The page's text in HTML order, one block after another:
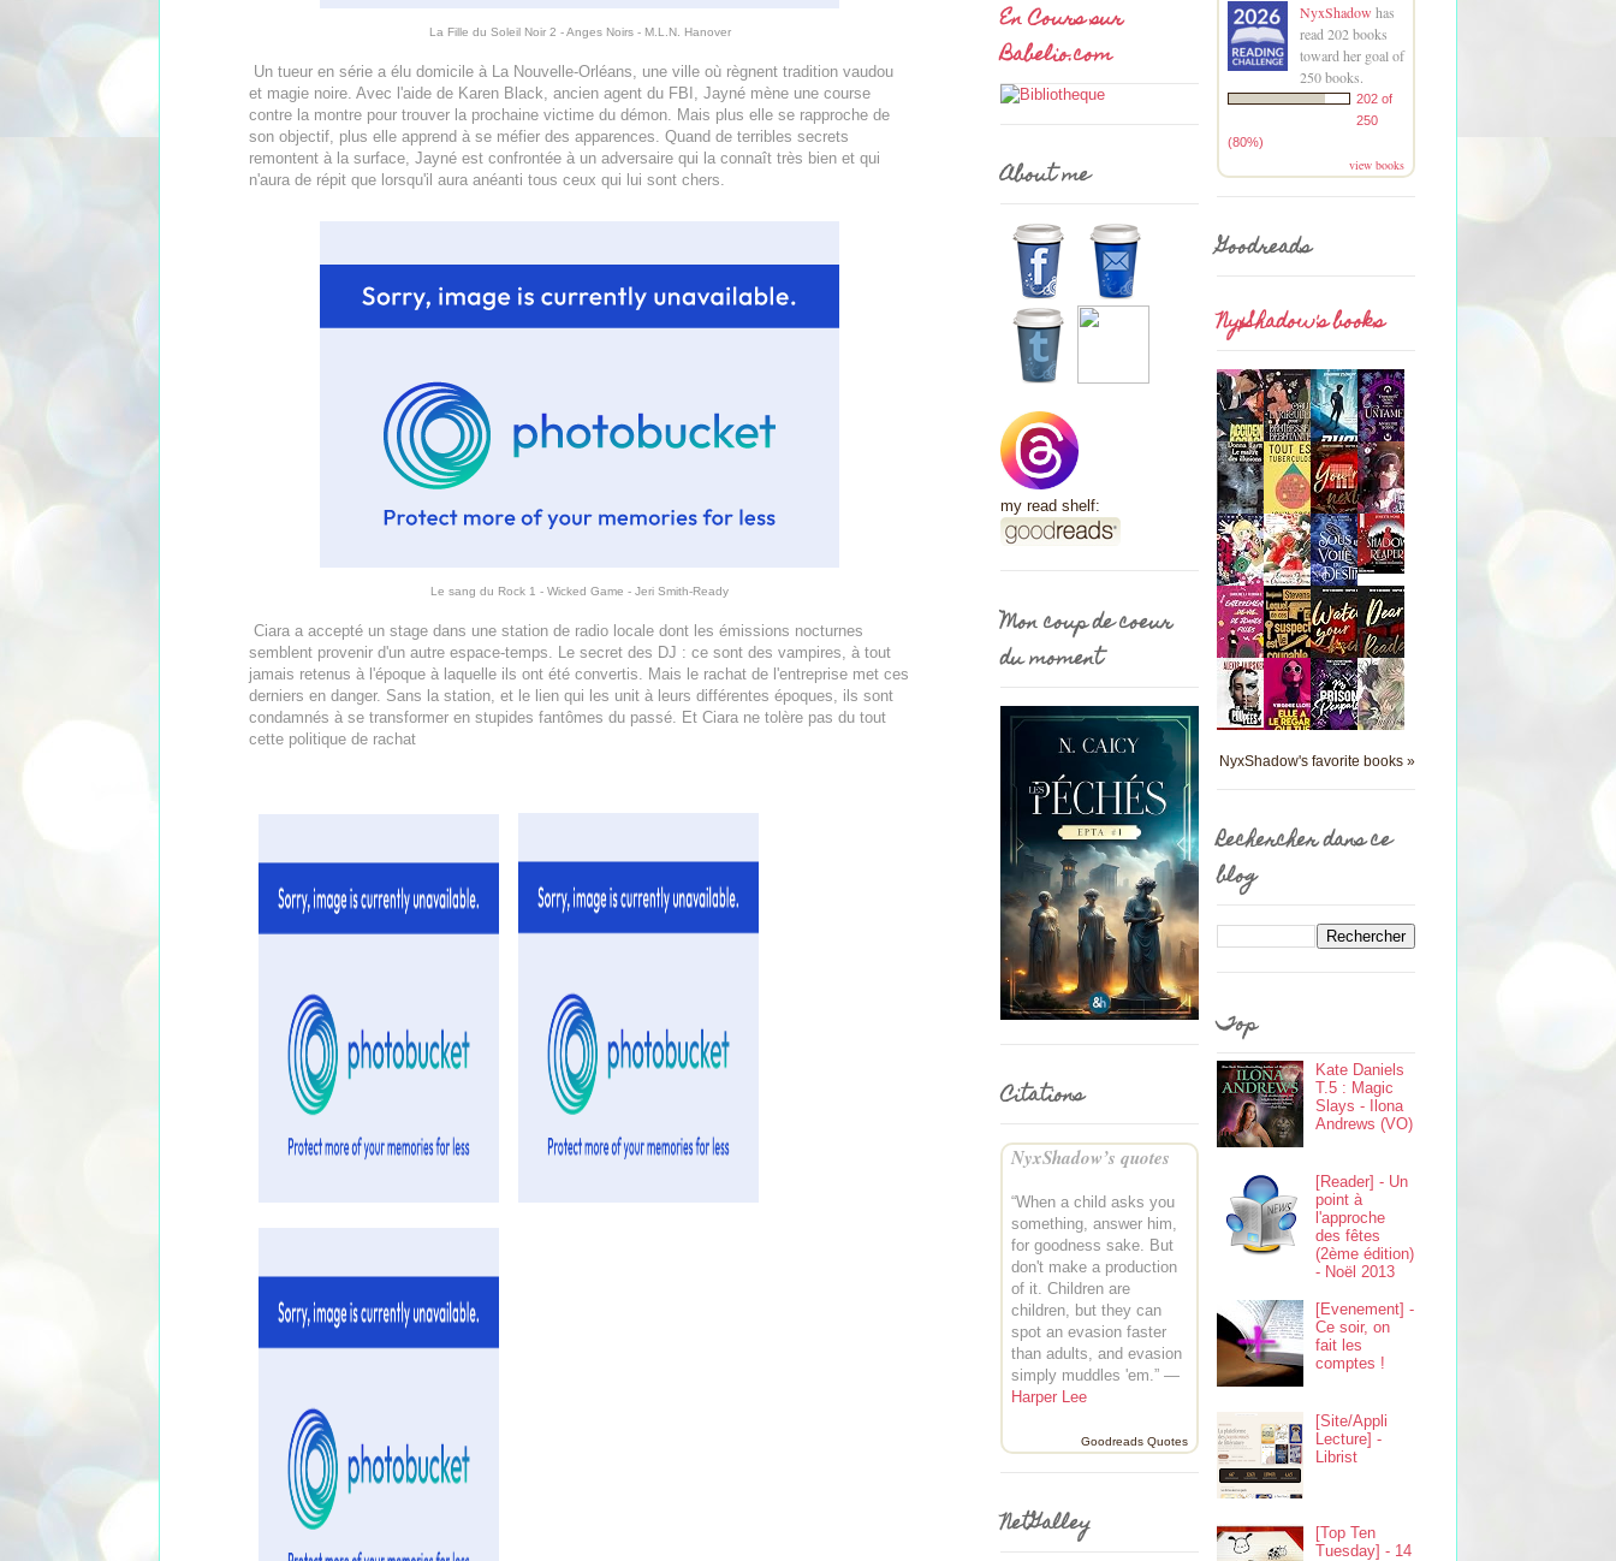
La Fille du Soleil Noir 2 - Anges Noirs - M.L.N. Hanover
Un tueur en série a élu domicile à La Nouvelle-Orléans, une ville où règnent tradition vaudou
et magie noire. Avec l'aide de Karen Black, ancien agent du FBI, Jayné mène une course
contre la montre pour trouver la prochaine victime du démon. Mais plus elle se rapproche de
son objectif, plus elle apprend à se méfier des apparences. Quand de terribles secrets
remontent à la surface, Jayné est confrontée à un adversaire qui la connaît très bien et qui
n'aura de répit que lorsqu'il aura anéanti tous ceux qui lui sont chers.
Le sang du Rock 1 - Wicked Game - Jeri Smith-Ready
Ciara a accepté un stage dans une station de radio locale dont les émissions nocturnes
semblent provenir d'un autre espace-temps. Le secret des DJ : ce sont des vampires, à tout
jamais retenus à l'époque à laquelle ils ont été convertis. Mais le rachat de l'entreprise met ces
derniers en danger. Sans la station, et le lien qui les unit à leurs différentes époques, ils sont
condamnés à se transformer en stupides fantômes du passé. Et Ciara ne tolère pas du tout
cette politique de rachat
En Cours sur
Babelio.com
About me
my read shelf:
Mon coup de coeur
du moment
Citations
NyxShadow’s quotes
“When a child asks you
something, answer him,
for goodness sake. But
don't make a production
of it. Children are
children, but they can
spot an evasion faster
than adults, and evasion
simply muddles 'em.” —
Harper Lee
Goodreads Quotes
NetGalley
NyxShadow has
read 202 books
toward her goal of
250 books.
202 of
250
(80%)
view books
Goodreads
NyxShadow's books
NyxShadow's favorite books »
Rechercher dans ce
blog
Top
Kate Daniels
T.5 : Magic
Slays - Ilona
Andrews (VO)
[Reader] - Un
point à
l'approche
des fêtes
(2ème édition)
- Noël 2013
[Evenement] -
Ce soir, on
fait les
comptes !
[Site/Appli
Lecture] -
Librist
[Top Ten
Tuesday] - 14